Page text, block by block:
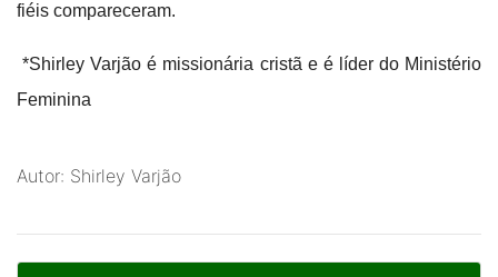
fiéis compareceram.
*Shirley Varjão é missionária cristã e é líder do Ministério
Feminina
Autor: Shirley Varjão